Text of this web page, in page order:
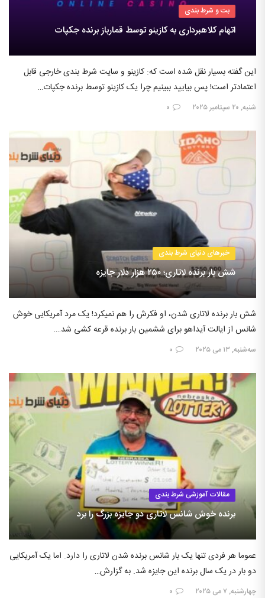
بت و شرط بندی
اتهام کلاهبرداری به کازینو توسط قمارباز برنده جکپات
این گفته بسیار نقل شده است که: کازینو و سایت شرط بندی خارجی قابل
اعتمادتر است! پس بیایید ببینیم چرا یک کازینو توسط برنده جکپات…
شنبه, ۲۰ سپتامبر ۲۰۲۵ ۰
خبرهای دنیای شرط بندی
شش بار برنده لاتاری؛ ۲۵۰ هزار دلار جایزه
شش بار برنده لاتاری شدن، او فکرش را هم نمیکرد! یک مرد آمریکایی خوش
شانس از ایالت آیداهو برای ششمین بار برنده قرعه کشی شد….
سه‌شنبه, ۱۳ می ۲۰۲۵ ۰
مقالات آموزشی شرط بندی
برنده خوش شانس لاتاری دو جایزه بزرگ را برد
عموما هر فردی تنها یک بار شانس برنده شدن لاتاری را دارد. اما یک آمریکایی
دو بار در یک سال برنده این جایزه شد. به گزارش…
چهارشنبه, ۷ می ۲۰۲۵ ۰